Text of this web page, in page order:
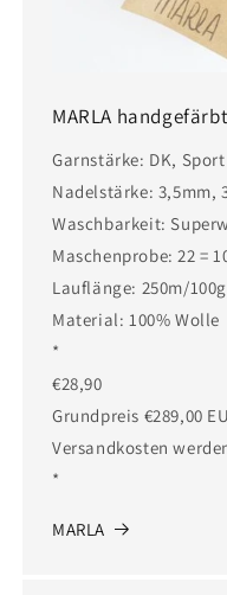
MARLA handgefärbt
Garnstärke: DK, Sport
Nadelstärke: 3,5mm,
Waschbarkeit:
Maschenprobe: 22 =
Lauflänge: 250m/100g
Material: 100% Wolle
*
€28,90
Grundpreis €289,00
Versandkosten
*
MARLA